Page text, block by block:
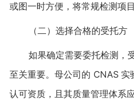
或图一时方便，将常规检测项
（二）选择合格的受托方
如果确定需要委托检测，
至关重要。母公司的 CNAS 实
认可资质，且其质量管理体系